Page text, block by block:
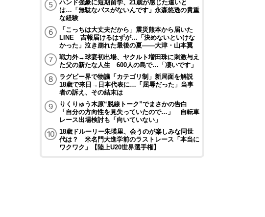
ハンド強豪に短期留学、21歳が感じた違いと
は…「無駄なパスがないんです」永森悠透の貴重
な経験
「こっちは大丈夫だから」震災熊本から届いた
LINE 吉報届けるはずが…「決めないといけな
かった」泣き崩れた最後の夏――大津・山本翼
戦力外→球宴初出場、ヤクルト増田珠に刺激与え
た父の新たな人生 600人の島で…「凄いです」
ラグビー界で物議「カテゴリ制」新局面を解説
18歳で来日→日本代表に…「屈辱だった」当事
者の訴え、その結末は
りくりゅう木原“脱線トーク”でまさかの告白
「自分の方向性を見失っていたので…」 自転車
レース出場検討も「向いていない」
18歳ドルーリー朱瑛里、会うのが楽しみな同世
代は？ 米名門大進学前のラストレース「本当に
ワクワク」【陸上U20世界選手権】